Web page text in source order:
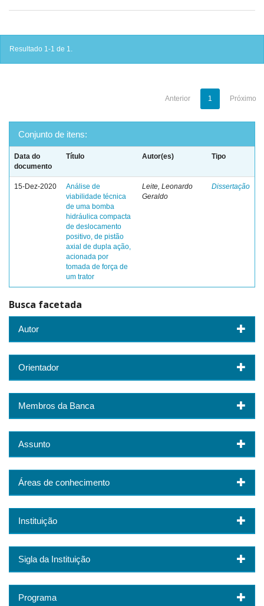
Resultado 1-1 de 1.
Anterior 1 Próximo
Conjunto de itens:
Data do
documento
Título Autor(es) Tipo
15-Dez-2020
Análise de
viabilidade técnica
de uma bomba
hidráulica compacta
de deslocamento
positivo, de pistão
axial de dupla ação,
acionada por
tomada de força de
um trator
Leite, Leonardo
Geraldo
Dissertação
Busca facetada
Autor
Orientador
Membros da Banca
Assunto
Áreas de conhecimento
Instituição
Sigla da Instituição
Programa